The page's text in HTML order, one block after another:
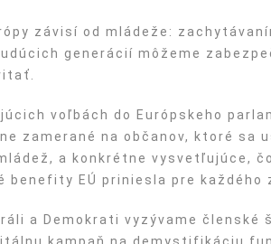
závisí od mládeže:
generácií môžeme
voľbách do Európskeho
zamerané na občanov, ktoré sa
a konkrétne vysvetľujúce,
benefity EÚ priniesla pre každého
a Demokrati vyzývame členské
kampaň na demystifikáciu